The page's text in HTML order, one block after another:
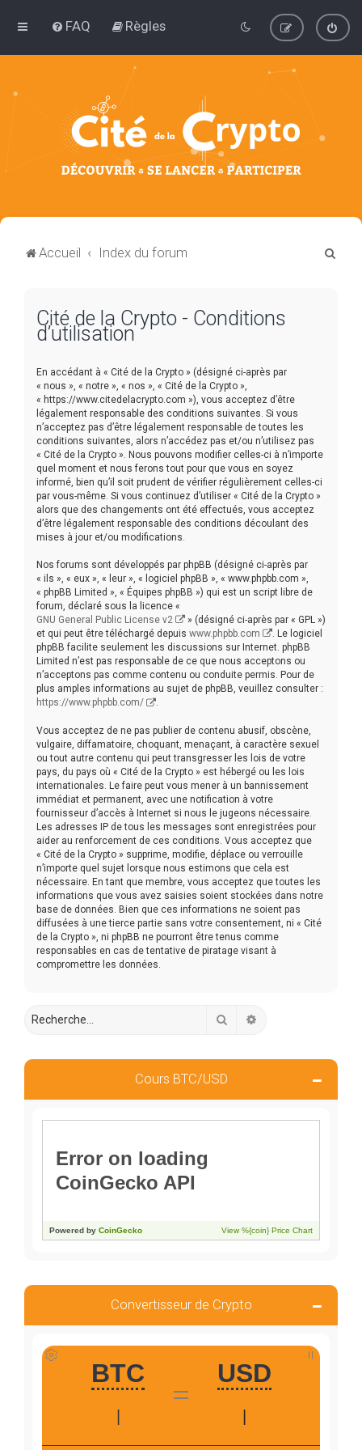
FAQ Règles
Accueil Index du forum
Cité de la Crypto - Conditions
d’utilisation
En accédant à « Cité de la Crypto » (désigné ci-après par
« nous », « notre », « nos », « Cité de la Crypto »,
« https://www.citedelacrypto.com »), vous acceptez d’être
légalement responsable des conditions suivantes. Si vous
n’acceptez pas d’être légalement responsable de toutes les
conditions suivantes, alors n’accédez pas et/ou n’utilisez pas
« Cité de la Crypto ». Nous pouvons modifier celles-ci à n’importe
quel moment et nous ferons tout pour que vous en soyez
informé, bien qu’il soit prudent de vérifier régulièrement celles-ci
par vous-même. Si vous continuez d’utiliser « Cité de la Crypto »
alors que des changements ont été effectués, vous acceptez
d’être légalement responsable des conditions découlant des
mises à jour et/ou modifications.
Nos forums sont développés par phpBB (désigné ci-après par
« ils », « eux », « leur », « logiciel phpBB », « www.phpbb.com »,
« phpBB Limited », « Équipes phpBB ») qui est un script libre de
forum, déclaré sous la licence «
GNU General Public License v2
» (désigné ci-après par « GPL »)
et qui peut être téléchargé depuis www.phpbb.com
. Le logiciel
phpBB facilite seulement les discussions sur Internet. phpBB
Limited n’est pas responsable de ce que nous acceptons ou
n’acceptons pas comme contenu ou conduite permis. Pour de
plus amples informations au sujet de phpBB, veuillez consulter :
https://www.phpbb.com/
.
Vous acceptez de ne pas publier de contenu abusif, obscène,
vulgaire, diffamatoire, choquant, menaçant, à caractère sexuel
ou tout autre contenu qui peut transgresser les lois de votre
pays, du pays où « Cité de la Crypto » est hébergé ou les lois
internationales. Le faire peut vous mener à un bannissement
immédiat et permanent, avec une notification à votre
fournisseur d’accès à Internet si nous le jugeons nécessaire.
Les adresses IP de tous les messages sont enregistrées pour
aider au renforcement de ces conditions. Vous acceptez que
« Cité de la Crypto » supprime, modifie, déplace ou verrouille
n’importe quel sujet lorsque nous estimons que cela est
nécessaire. En tant que membre, vous acceptez que toutes les
informations que vous avez saisies soient stockées dans notre
base de données. Bien que ces informations ne soient pas
diffusées à une tierce partie sans votre consentement, ni « Cité
de la Crypto », ni phpBB ne pourront être tenus comme
responsables en cas de tentative de piratage visant à
compromettre les données.
Rechercher
Cours BTC/USD
Convertisseur de Crypto